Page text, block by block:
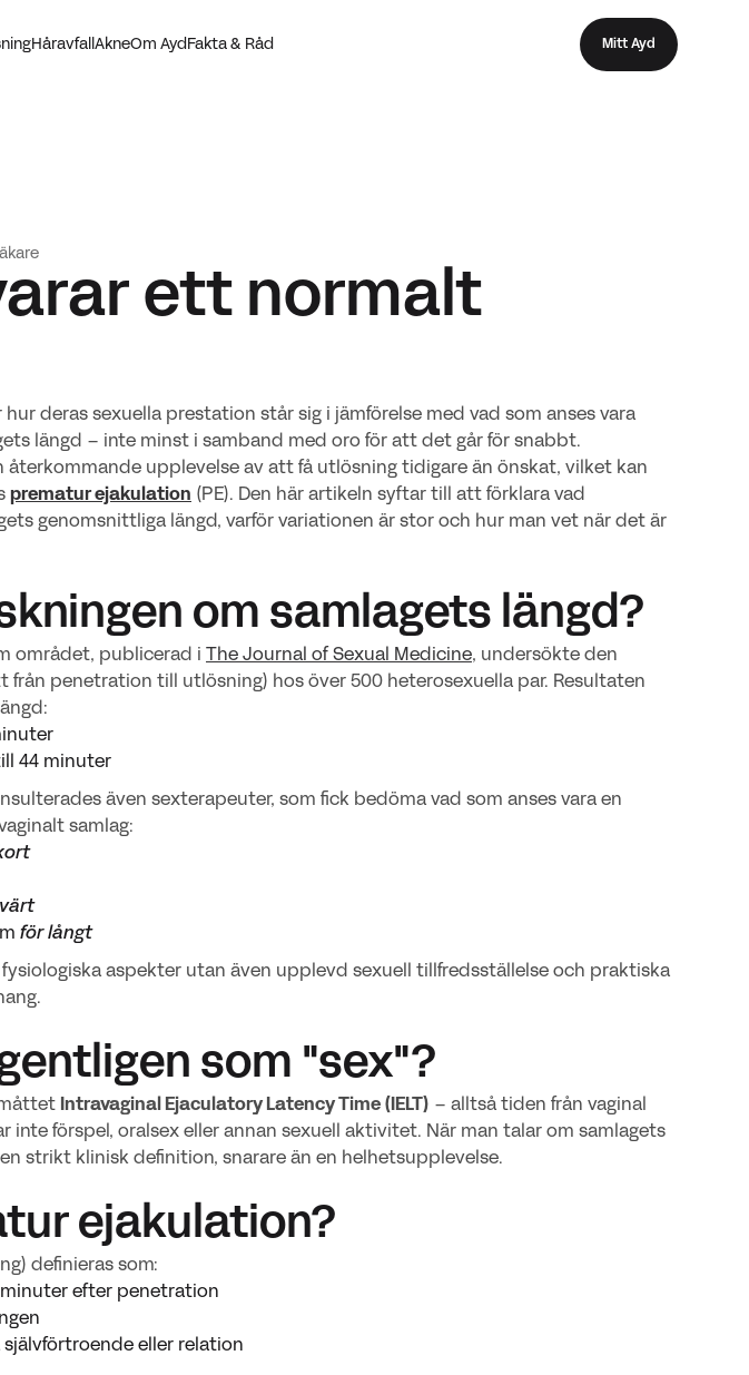
Håravfall AkneOm Ayd Fakta & Råd Mitt Ayd
ett normalt
hur deras sexuella prestation står sig i jämförelse med vad som anses vara
längd – inte minst i samband med oro för att det går för snabbt.
återkommande upplevelse av att få utlösning tidigare än önskat, vilket kan
prematur ejakulation (PE). Den här artikeln syftar till att förklara vad
genomsnittliga längd, varför variationen är stor och hur man vet när det är
om samlagets längd?
området, publicerad i The Journal of Sexual Medicine, undersökte den
från penetration till utlösning) hos över 500 heterosexuella par. Resultaten
44 minuter
även sexterapeuter, som fick bedöma vad som anses vara en
samlag:
för långt
aspekter utan även upplevd sexuell tillfredsställelse och praktiska
som "sex"?
Intravaginal Ejaculatory Latency Time (IELT) – alltså tiden från vaginal
förspel, oralsex eller annan sexuell aktivitet. När man talar om samlagets
strikt klinisk definition, snarare än en helhetsupplevelse.
ejakulation?
definieras som:
efter penetration
eller relation